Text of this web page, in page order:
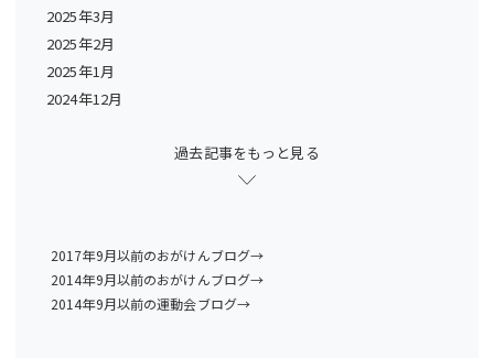
2025年3月
2025年2月
2025年1月
2024年12月
過去記事をもっと見る
2017年9月以前のおがけんブログ→
2014年9月以前のおがけんブログ→
2014年9月以前の運動会ブログ→